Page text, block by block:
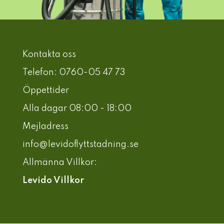
Kontakta oss
Telefon: 0760-05 47 73
Öppettider
Alla dagar 08:00 - 18:00
Mejladress
info@levidoflyttstadning.se
Allmänna Villkor:
Levido Villkor